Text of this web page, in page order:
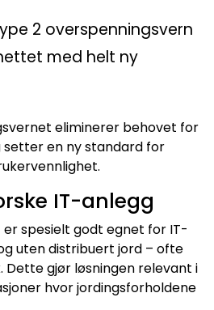
2 overspenningsvern
med helt ny
eliminerer behovet for
en ny standard for
IT-anlegg
spesielt godt egnet for IT-
uten distribuert jord – ofte
gjør løsningen relevant i
hvor jordingsforholdene